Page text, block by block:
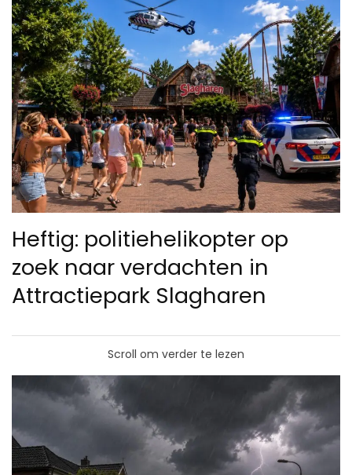
Heftig: politiehelikopter op
zoek naar verdachten in
Attractiepark Slagharen
Scroll om verder te lezen